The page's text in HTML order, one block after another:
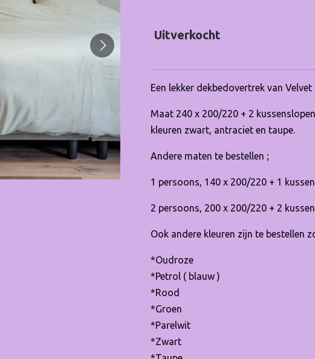
Uitverkocht
Een lekker dekbedovertrek van Velvet
Maat 240 x 200/220 + 2
kleuren zwart, antraciet en taupe.
Andere maten te bestellen ;
1 persoons, 140 x 200/220 + 1
2 persoons, 200 x 200/220 + 2
Ook andere kleuren zijn te bestellen
*Oudroze
*Petrol ( blauw )
*Rood
*Groen
*Parelwit
*Zwart